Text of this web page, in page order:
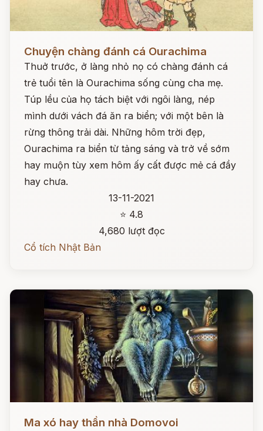
Chuyện chàng đánh cá Ourachima
Thuở trước, ở làng nhỏ nọ có chàng đánh cá
trẻ tuổi tên là Ourachima sống cùng cha mẹ.
Túp lều của họ tách biệt với ngôi làng, nép
mình dưới vách đá ăn ra biển; với một bên là
rừng thông trải dài. Những hôm trời đẹp,
Ourachima ra biển từ tảng sáng và trở về sớm
hay muộn tùy xem hôm ấy cất được mẻ cá đầy
hay chưa.
13-11-2021
⭐ 4.8
4,680 lượt đọc
Cổ tích Nhật Bản
Ma xó hay thần nhà Domovoi